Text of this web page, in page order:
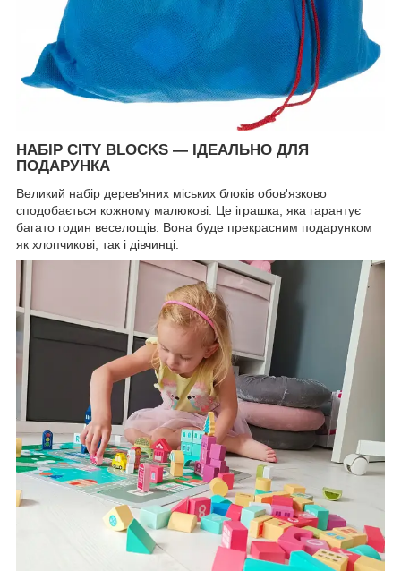
НАБІР CITY BLOCKS — ІДЕАЛЬНО ДЛЯ
ПОДАРУНКА
Великий набір дерев'яних міських блоків обов'язково
сподобається кожному малюкові. Це іграшка, яка гарантує
багато годин веселощів. Вона буде прекрасним подарунком
як хлопчикові, так і дівчинці.